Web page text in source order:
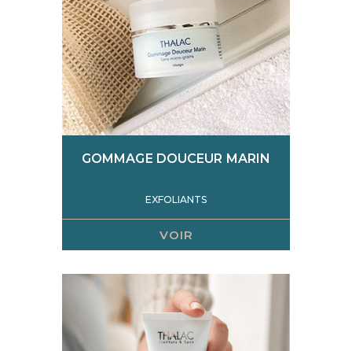
GOMMAGE DOUCEUR MARIN
EXFOLIANTS
VOIR